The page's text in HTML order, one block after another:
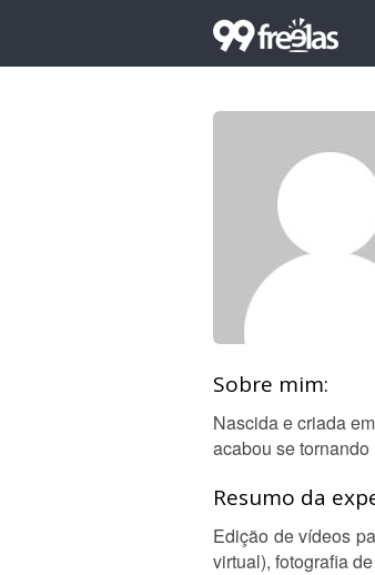
Sobre mim:
Nascida e criada
acabou se
Resumo da
Edição de vídeos
virtual), fotografia